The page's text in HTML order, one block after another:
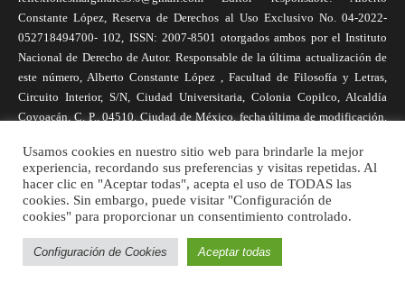
Constante López, Reserva de Derechos al Uso Exclusivo No. 04-2022-
052718494700- 102, ISSN: 2007-8501 otorgados ambos por el Instituto
Nacional de Derecho de Autor. Responsable de la última actualización de
este número, Alberto Constante López , Facultad de Filosofía y Letras,
Circuito Interior, S/N, Ciudad Universitaria, Colonia Copilco, Alcaldía
Coyoacán, C. P., 04510, Ciudad de México, fecha última de modificación,
necesariamente reflejan la postura de la revista, ni de Universidad Nacional
Autónoma de México. Los autores son responsables de los contenidos de
sus artículos. Se autoriza la reproducción total o parcial de los textos aquí
publicados siempre y cuando se cite la fuente completa y la dirección
electrónica de la publicación.
Usamos cookies en nuestro sitio web para brindarle la mejor
experiencia, recordando sus preferencias y visitas repetidas. Al
hacer clic en "Aceptar todas", acepta el uso de TODAS las
cookies. Sin embargo, puede visitar "Configuración de
cookies" para proporcionar un consentimiento controlado.
Configuración de Cookies Aceptar todas